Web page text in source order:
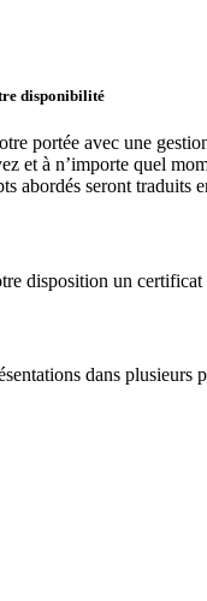
disponibilité
portée avec une
et à n’importe quel
abordés seront traduits
disposition un
dans